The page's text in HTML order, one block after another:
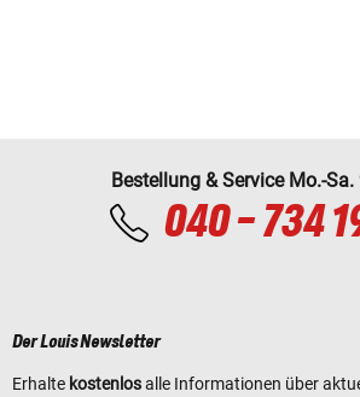
Bestellung & Service Mo.-Sa.
040 - 734
Der Louis Newsletter
Erhalte kostenlosalle Informationen über